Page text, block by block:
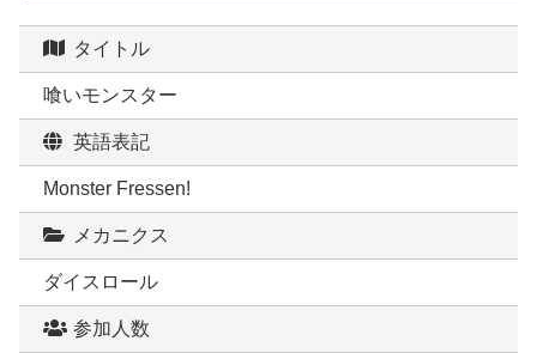
タイトル
喰いモンスター
英語表記
Monster Fressen!
メカニクス
ダイスロール
参加人数